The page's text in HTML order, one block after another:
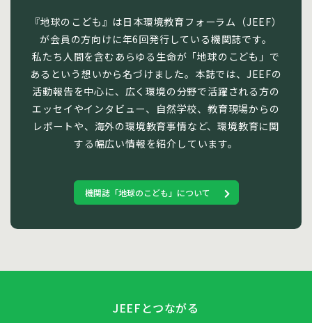
『地球のこども』は日本環境教育フォーラム（JEEF）
が会員の方向けに年6回発行している機関誌です。
私たち人間を含むあらゆる生命が「地球のこども」で
あるという想いから名づけました。本誌では、JEEFの
活動報告を中心に、広く環境の分野で活躍される方の
エッセイやインタビュー、自然学校、教育現場からの
レポートや、海外の環境教育事情など、環境教育に関
する幅広い情報を紹介しています。
機関誌「地球のこども」について
JEEFとつながる